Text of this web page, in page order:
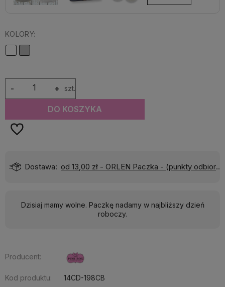
KOLORY:
+
- szt.
DO KOSZYKA
Dostawa: od 13,00 zł - ORLEN Paczka - (punkty odbioru)
Dzisiaj mamy wolne. Paczkę nadamy w najbliższy dzień
roboczy.
Producent:
Kod produktu:
14CD-198CB